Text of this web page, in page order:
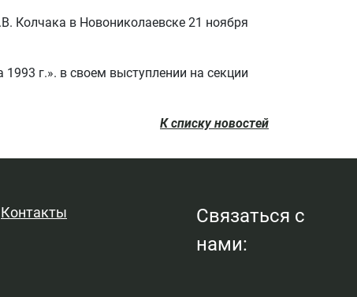
Колчака в Новониколаевске 21 ноября
г.». в своем выступлении на секции
К списку новостей
Контакты
Связаться с
нами: